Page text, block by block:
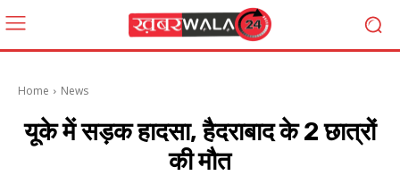
Home News
यूके में सड़क हादसा, हैदराबाद के 2 छात्रों
की मौत